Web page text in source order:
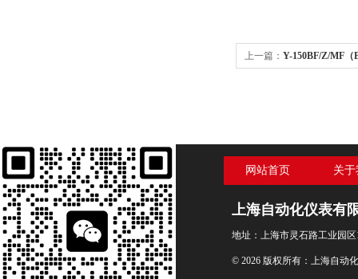
上一篇： Y-150BF/Z/MF（
网站首页 关
上海自动化仪表有
地址：上海市灵石路工业园区
© 2026 版权所有：上海自动